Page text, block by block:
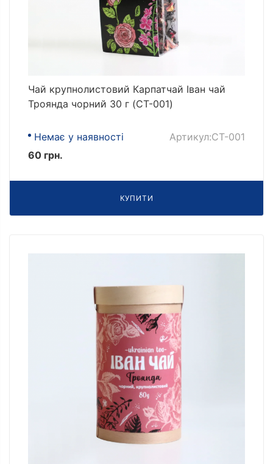
Чай крупнолистовий Карпатчай Іван чай
Троянда чорний 30 г (CT-001)
Немає у наявності
Артикул:CT-001
60 грн.
КУПИТИ